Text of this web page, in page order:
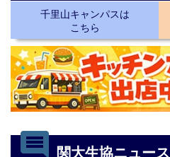
千里山キャンパスは
こちら
comment 関大生協ニュース